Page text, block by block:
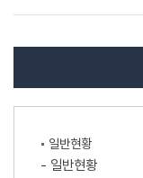
일반현황
일반현황